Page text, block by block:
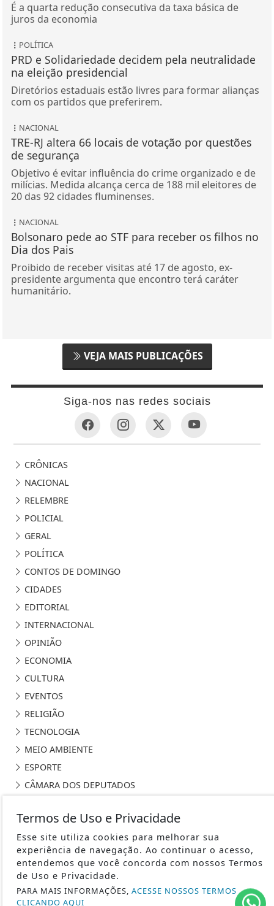
É a quarta redução consecutiva da taxa básica de
juros da economia
POLÍTICA
PRD e Solidariedade decidem pela neutralidade
na eleição presidencial
Diretórios estaduais estão livres para formar alianças
com os partidos que preferirem.
NACIONAL
TRE-RJ altera 66 locais de votação por questões
de segurança
Objetivo é evitar influência do crime organizado e de
milícias. Medida alcança cerca de 188 mil eleitores de
20 das 92 cidades fluminenses.
NACIONAL
Bolsonaro pede ao STF para receber os filhos no
Dia dos Pais
Proibido de receber visitas até 17 de agosto, ex-
presidente argumenta que encontro terá caráter
humanitário.
VEJA MAIS PUBLICAÇÕES
Siga-nos nas redes sociais
CRÔNICAS
NACIONAL
RELEMBRE
POLICIAL
GERAL
POLÍTICA
CONTOS DE DOMINGO
CIDADES
EDITORIAL
INTERNACIONAL
OPINIÃO
ECONOMIA
CULTURA
EVENTOS
RELIGIÃO
TECNOLOGIA
MEIO AMBIENTE
ESPORTE
CÂMARA DOS DEPUTADOS
ÁGUA PRETA 24H - TODOS OS DIREITOS RESERVADOS
TERMOS DE USO E PRIVACIDADE
Termos de Uso e Privacidade
Esse site utiliza cookies para melhorar sua
experiência de navegação. Ao continuar o acesso,
entendemos que você concorda com nossos Termos
de Uso e Privacidade.
PARA MAIS INFORMAÇÕES, ACESSE NOSSOS TERMOS
CLICANDO AQUI